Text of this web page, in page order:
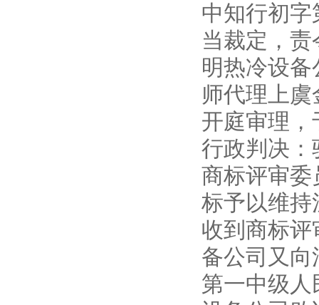
中知行初字
当裁定，
明热冷设
师代理上
开庭审理，
行政判决：
商标评审委
标予以维持
收到商标
备公司又
第一中级